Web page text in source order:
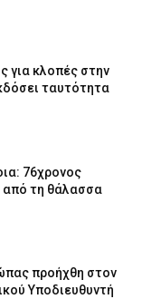
για κλοπές στην
ταυτότητα
76χρονος
από τη θάλασσα
προήχθη στον
Υποδιευθυντή